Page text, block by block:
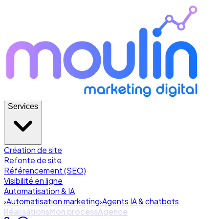
Services
Création de site
Refonte de site
Référencement (SEO)
Visibilité en ligne
Automatisation & IA
›Automatisation marketing›Agents IA & chatbots
RéalisationsMon processAgence